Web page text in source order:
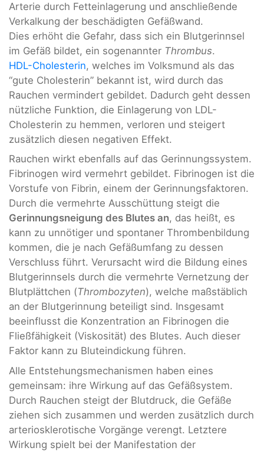
Arterie durch Fetteinlagerung und anschließende
Verkalkung der beschädigten Gefäßwand.
Dies erhöht die Gefahr, dass sich ein Blutgerinnsel
im Gefäß bildet, ein sogenannter Thrombus.
HDL-Cholesterin, welches im Volksmund als das
“gute Cholesterin” bekannt ist, wird durch das
Rauchen vermindert gebildet. Dadurch geht dessen
nützliche Funktion, die Einlagerung von LDL-
Cholesterin zu hemmen, verloren und steigert
zusätzlich diesen negativen Effekt.
Rauchen wirkt ebenfalls auf das Gerinnungssystem.
Fibrinogen wird vermehrt gebildet. Fibrinogen ist die
Vorstufe von Fibrin, einem der Gerinnungsfaktoren.
Durch die vermehrte Ausschüttung steigt die
Gerinnungsneigung des Blutes an, das heißt, es
kann zu unnötiger und spontaner Thrombenbildung
kommen, die je nach Gefäßumfang zu dessen
Verschluss führt. Verursacht wird die Bildung eines
Blutgerinnsels durch die vermehrte Vernetzung der
Blutplättchen (Thrombozyten), welche maßstäblich
an der Blutgerinnung beteiligt sind. Insgesamt
beeinflusst die Konzentration an Fibrinogen die
Fließfähigkeit (Viskosität) des Blutes. Auch dieser
Faktor kann zu Bluteindickung führen.
Alle Entstehungsmechanismen haben eines
gemeinsam: ihre Wirkung auf das Gefäßsystem.
Durch Rauchen steigt der Blutdruck, die Gefäße
ziehen sich zusammen und werden zusätzlich durch
arteriosklerotische Vorgänge verengt. Letztere
Wirkung spielt bei der Manifestation der